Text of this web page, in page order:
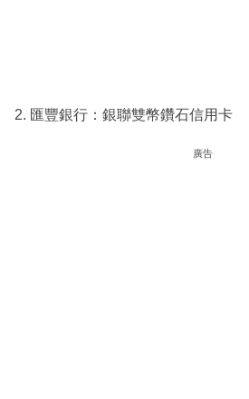
2. 匯豐銀行：銀聯雙幣鑽石信用卡
廣告